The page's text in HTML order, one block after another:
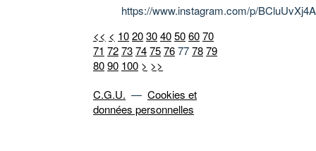
https://www.instagram.com/p/
<< < 10203040506070
71 7273747576777879
8090 100 > >>
C.G.U. — Cookies et
données personnelles